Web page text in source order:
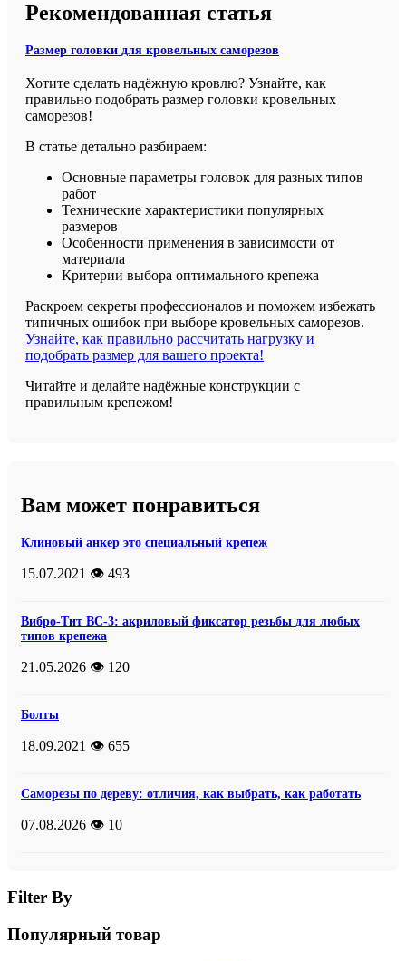
Рекомендованная статья
Размер головки для кровельных саморезов
Хотите сделать надёжную кровлю? Узнайте, как
правильно подобрать размер головки кровельных
саморезов!
В статье детально разбираем:
Основные параметры головок для разных типов
работ
Технические характеристики популярных
размеров
Особенности применения в зависимости от
материала
Критерии выбора оптимального крепежа
Раскроем секреты профессионалов и поможем избежать
типичных ошибок при выборе кровельных саморезов.
Узнайте, как правильно рассчитать нагрузку и
подобрать размер для вашего проекта!
Читайте и делайте надёжные конструкции с
правильным крепежом!
Вам может понравиться
Клиновый анкер это специальный крепеж
15.07.2021 👁️ 493
Вибро-Тит ВС-3: акриловый фиксатор резьбы для любых
типов крепежа
21.05.2026 👁️ 120
Болты
18.09.2021 👁️ 655
Саморезы по дереву: отличия, как выбрать, как работать
07.08.2026 👁️ 10
Filter By
Популярный товар